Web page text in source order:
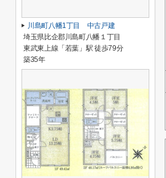
川島町八幡1丁目 中古戸建
埼玉県比企郡川島町八幡１丁目
東武東上線「若葉」駅 徒歩79分
築35年